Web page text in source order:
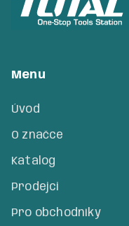
Menu
Úvod
O značce
Katalog
Prodejci
Pro obchodníky